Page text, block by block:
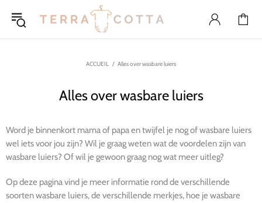
ACCUEIL Alles over wasbare luiers
Alles over wasbare luiers
Word je binnenkort mama of papa en twijfel je nog of wasbare luiers
wel iets voor jou zijn? Wil je graag weten wat de voordelen zijn van
wasbare luiers? Of wil je gewoon graag nog wat meer uitleg?
Op deze pagina vind je meer informatie rond de verschillende
soorten wasbare luiers, de verschillende merkjes, hoe je wasbare